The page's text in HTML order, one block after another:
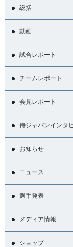
総括
動画
試合レポート
チームレポート
会見レポート
侍ジャパンインタ
お知らせ
ニュース
選手発表
メディア情報
ショップ